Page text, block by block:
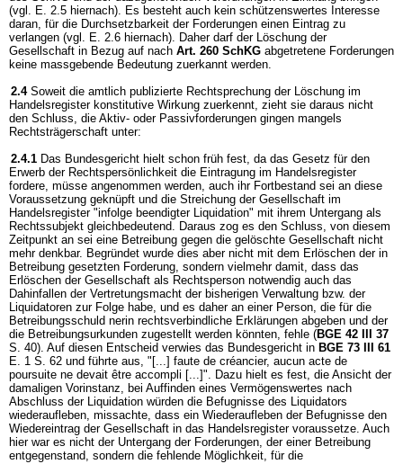
(vgl. E. 2.5 hiernach). Es besteht auch kein schützenswertes Interesse
daran, für die Durchsetzbarkeit der Forderungen einen Eintrag zu
verlangen (vgl. E. 2.6 hiernach). Daher darf der Löschung der
Gesellschaft in Bezug auf nach Art. 260 SchKG abgetretene Forderungen
keine massgebende Bedeutung zuerkannt werden.
2.4 Soweit die amtlich publizierte Rechtsprechung der Löschung im
Handelsregister konstitutive Wirkung zuerkennt, zieht sie daraus nicht
den Schluss, die Aktiv- oder Passivforderungen gingen mangels
Rechtsträgerschaft unter:
2.4.1 Das Bundesgericht hielt schon früh fest, da das Gesetz für den
Erwerb der Rechtspersönlichkeit die Eintragung im Handelsregister
fordere, müsse angenommen werden, auch ihr Fortbestand sei an diese
Voraussetzung geknüpft und die Streichung der Gesellschaft im
Handelsregister "infolge beendigter Liquidation" mit ihrem Untergang als
Rechtssubjekt gleichbedeutend. Daraus zog es den Schluss, von diesem
Zeitpunkt an sei eine Betreibung gegen die gelöschte Gesellschaft nicht
mehr denkbar. Begründet wurde dies aber nicht mit dem Erlöschen der in
Betreibung gesetzten Forderung, sondern vielmehr damit, dass das
Erlöschen der Gesellschaft als Rechtsperson notwendig auch das
Dahinfallen der Vertretungsmacht der bisherigen Verwaltung bzw. der
Liquidatoren zur Folge habe, und es daher an einer Person, die für die
Betreibungsschuld nerin rechtsverbindliche Erklärungen abgeben und der
die Betreibungsurkunden zugestellt werden könnten, fehle (BGE 42 III 37
S. 40). Auf diesen Entscheid verwies das Bundesgericht in BGE 73 III 61
E. 1 S. 62 und führte aus, "[...] faute de créancier, aucun acte de
poursuite ne devait être accompli [...]". Dazu hielt es fest, die Ansicht der
damaligen Vorinstanz, bei Auffinden eines Vermögenswertes nach
Abschluss der Liquidation würden die Befugnisse des Liquidators
wiederaufleben, missachte, dass ein Wiederaufleben der Befugnisse den
Wiedereintrag der Gesellschaft in das Handelsregister voraussetze. Auch
hier war es nicht der Untergang der Forderungen, der einer Betreibung
entgegenstand, sondern die fehlende Möglichkeit, für die